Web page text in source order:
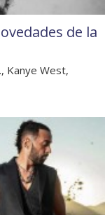
de la
Kanye West,